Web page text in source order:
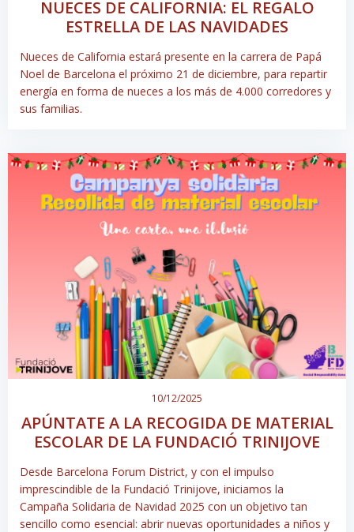
NUECES DE CALIFORNIA: EL REGALO
ESTRELLA DE LAS NAVIDADES
Nueces de California estará presente en la carrera de Papá
Noel de Barcelona el próximo 21 de diciembre, para repartir
energía en forma de nueces a los más de 4.000 corredores y
sus familias.
10/12/2025
APÚNTATE A LA RECOGIDA DE MATERIAL
ESCOLAR DE LA FUNDACIÓ TRINIJOVE
Desde Barcelona Forum District, y con el impulso
imprescindible de la Fundació Trinijove, iniciamos la
Campaña Solidaria de Navidad 2025 con un objetivo tan
sencillo como esencial: abrir nuevas oportunidades a niños y